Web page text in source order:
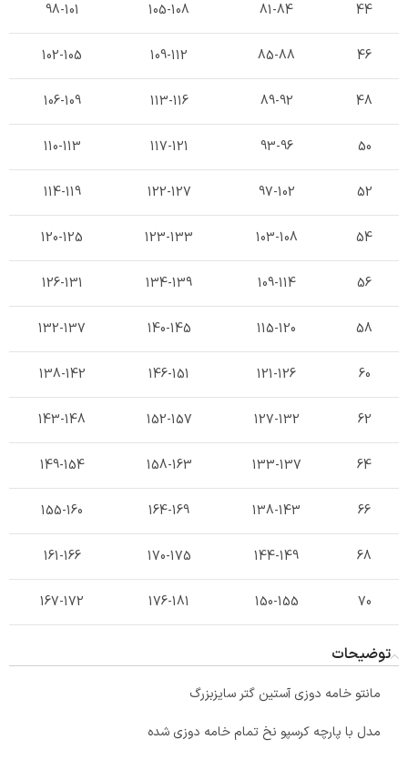
44
81-84
105-108
98-101
46
85-88
109-112
102-105
48
89-92
113-116
106-109
50
93-96
117-121
110-113
52
97-102
122-127
114-119
54
103-108
123-133
120-125
56
109-114
134-139
126-131
58
115-120
140-145
132-137
60
121-126
146-151
138-142
62
127-132
152-157
143-148
64
133-137
158-163
149-154
66
138-143
164-169
155-160
68
144-149
170-175
161-166
70
150-155
176-181
167-172
توضیحات
مانتو خامه دوزی آستین گتر سایزبزرگ
مدل با پارچه کرسپو نخ تمام خامه دوزی شده